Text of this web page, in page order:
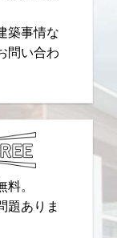
築事情な
問い合わ
。
題ありま